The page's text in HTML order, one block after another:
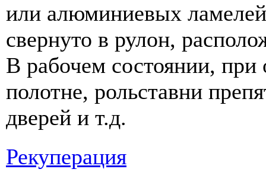
или алюминиевых
свернуто в рулон,
В рабочем состоянии,
полотне, рольставни
дверей и т.д.
Рекуперация